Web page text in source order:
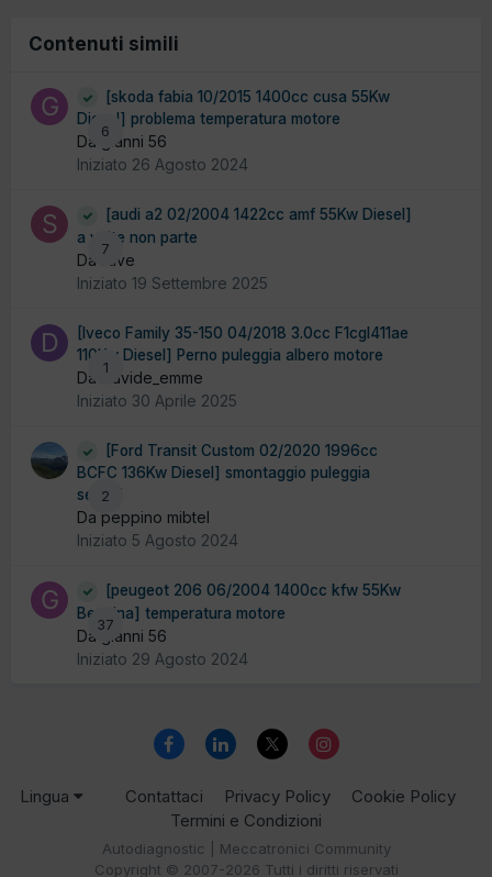
Contenuti simili
6
[skoda fabia 10/2015 1400cc cusa 55Kw
Diesel] problema temperatura motore
Da gianni 56
Iniziato 26 Agosto 2024
7
[audi a2 02/2004 1422cc amf 55Kw Diesel]
a volte non parte
Da stive
Iniziato 19 Settembre 2025
1
[Iveco Family 35-150 04/2018 3.0cc F1cgl411ae
110Kw Diesel] Perno puleggia albero motore
Da Davide_emme
Iniziato 30 Aprile 2025
2
[Ford Transit Custom 02/2020 1996cc
BCFC 136Kw Diesel] smontaggio puleggia
servizi
Da peppino mibtel
Iniziato 5 Agosto 2024
37
[peugeot 206 06/2004 1400cc kfw 55Kw
Benzina] temperatura motore
Da gianni 56
Iniziato 29 Agosto 2024
Lingua Contattaci Privacy Policy
Cookie Policy
Termini e Condizioni
Autodiagnostic | Meccatronici Community
Copyright © 2007-2026 Tutti i diritti riservati